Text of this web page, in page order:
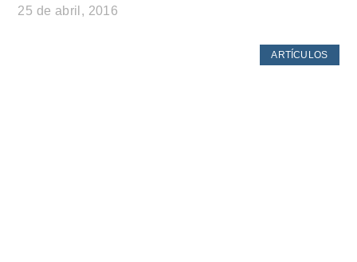
25 de abril, 2016
ARTÍCULOS